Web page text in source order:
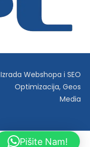
Izrada Webshopa iSEO
Optimizacija,Geos
Media
Pišite Nam!